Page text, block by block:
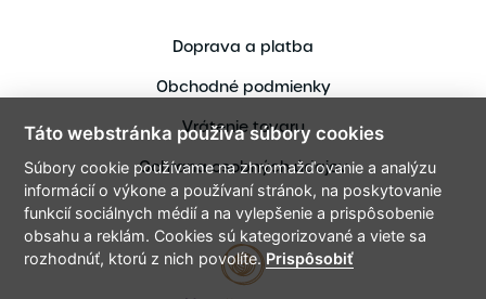
Doprava a platba
Obchodné podmienky
Vrátenie tovaru
Ochrana osobných údajov
Táto webstránka používa súbory cookies
Súbory cookie používame na zhromažďovanie a analýzu
informácií o výkone a používaní stránok, na poskytovanie
funkcií sociálnych médií a na vylepšenie a prispôsobenie
obsahu a reklám. Cookies sú kategorizované a viete sa
rozhodnúť, ktorú z nich povolíte.Prispôsobiť